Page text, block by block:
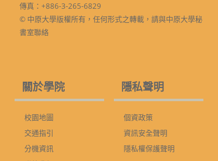
傳真：+886-3-265-6829
© 中原大學版權所有，任何形式之轉載，請與中原大學秘
書室聯絡
關於學院
校園地圖
交通指引
分機資訊
隱私聲明
個資政策
資訊安全聲明
隱私權保護聲明